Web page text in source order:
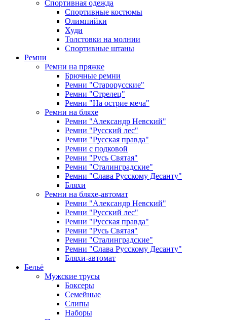
Спортивная одежда
Спортивные костюмы
Олимпийки
Худи
Толстовки на молнии
Спортивные штаны
Ремни
Ремни на пряжке
Брючные ремни
Ремни "Старорусские"
Ремни "Стрелец"
Ремни "На острие меча"
Ремни на бляхе
Ремни "Александр Невский"
Ремни "Русский лес"
Ремни "Русская правда"
Ремни с подковой
Ремни "Русь Святая"
Ремни "Сталинградские"
Ремни "Слава Русскому Десанту"
Бляхи
Ремни на бляхе-автомат
Ремни "Александр Невский"
Ремни "Русский лес"
Ремни "Русская правда"
Ремни "Русь Святая"
Ремни "Сталинградские"
Ремни "Слава Русскому Десанту"
Бляхи-автомат
Бельё
Мужские трусы
Боксеры
Семейные
Слипы
Наборы